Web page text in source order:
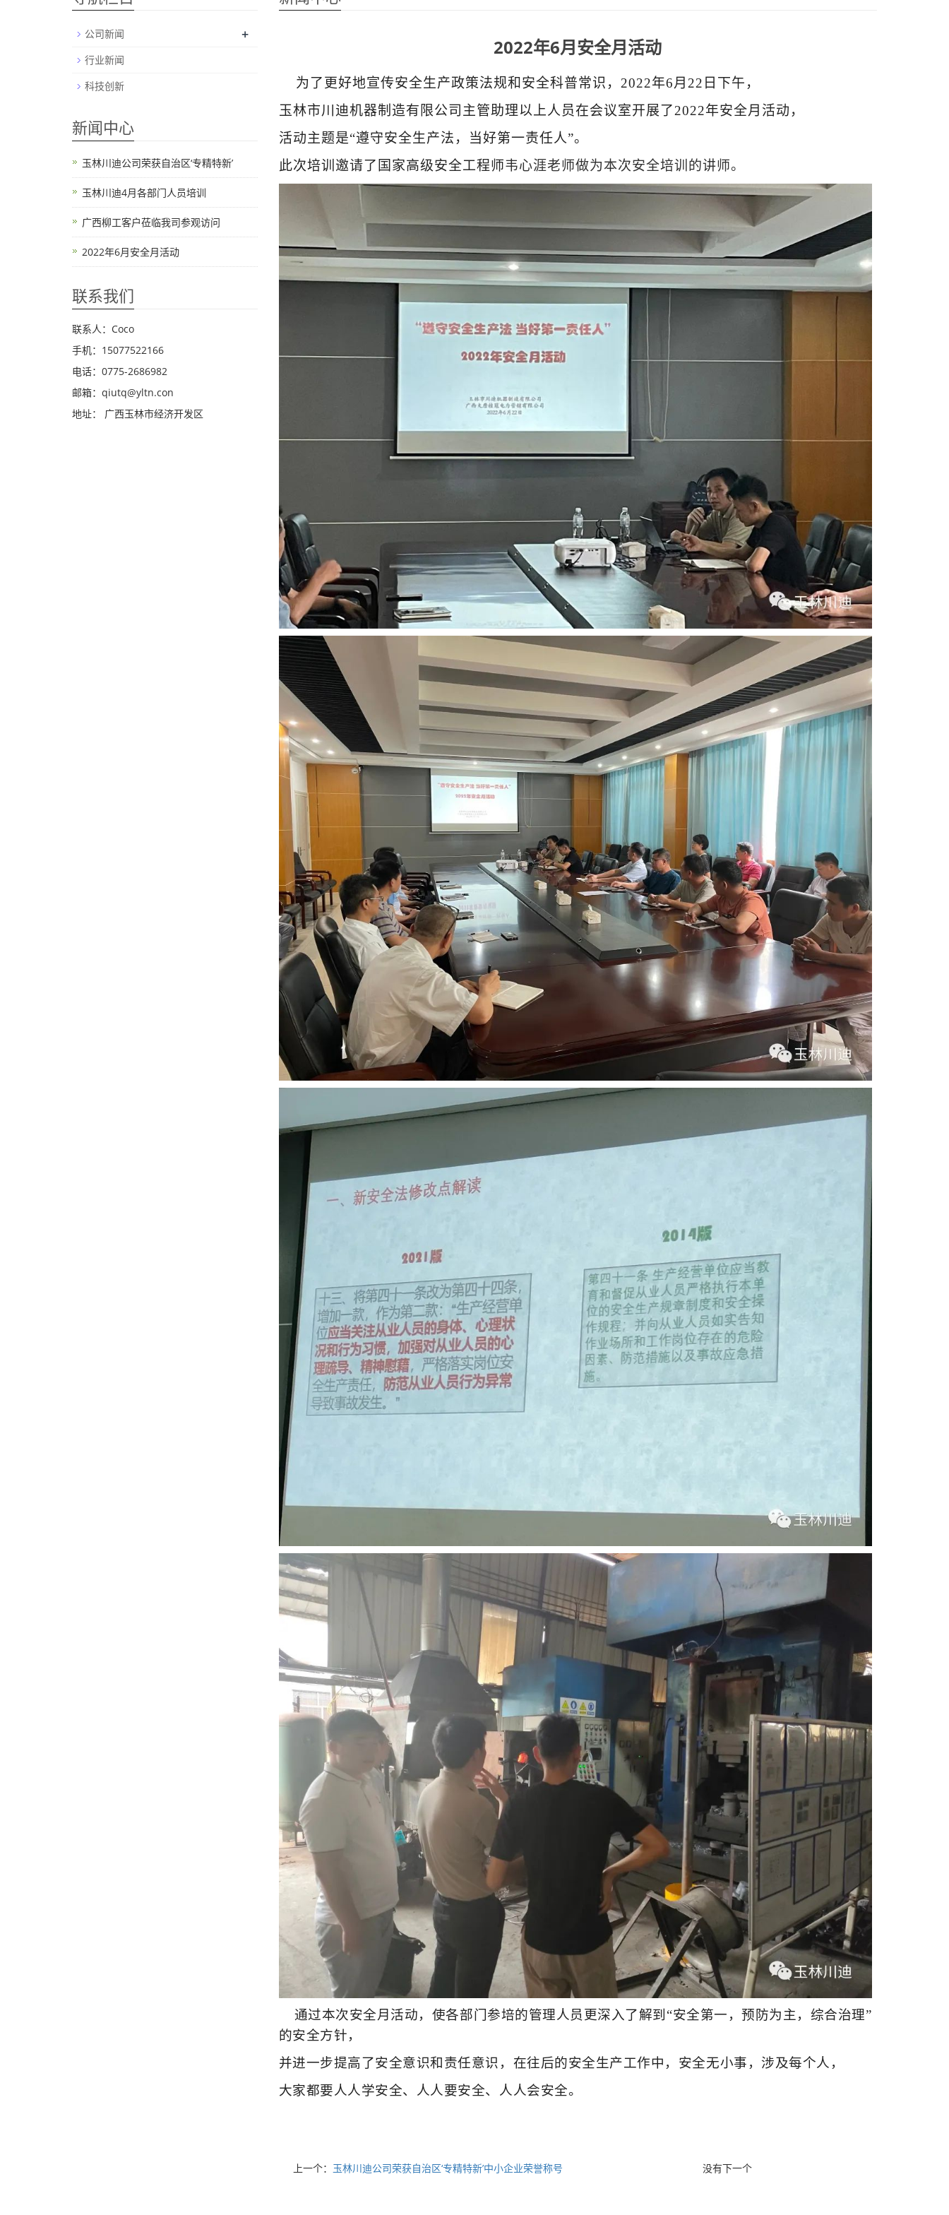
2022年6月安全月活动
为了更好地宣传安全生产政策法规和安全科普常识， 2022年6月 22 日下午，
玉林市川迪机器制造有限公司主管助理以上人员在会议室开展了2022年安全月活动，
活动主题是“遵守安全生产法，当好第一责任人”。
此次培训邀请了国家高级安全工程师韦心涯老师做为本次安全培训的讲师。
通过本次安全月活动，使各部门参培的管理人员更深入了解到“安全第一，预防为主，综合治理”
的安全方针，
并进一步提高了安全意识和责任意识，在往后的安全生产工作中，安全无小事，涉及每个人，
大家都要人人学安全、人人要安全、人人会安全。
上一个： 玉林川迪公司荣获自治区‘专精特新’中小企业荣誉称号 没有下一个
公司新闻 +
行业新闻
科技创新
新闻中心
玉林川迪公司荣获自治区‘专精特新’
玉林川迪4月各部门人员培训
广西柳工客户莅临我司参观访问
2022年6月安全月活动
联系我们
联系人：Coco
手机：15077522166
电话：0775-2686982
邮箱：qiutq@yltn.con
地址： 广西玉林市经济开发区